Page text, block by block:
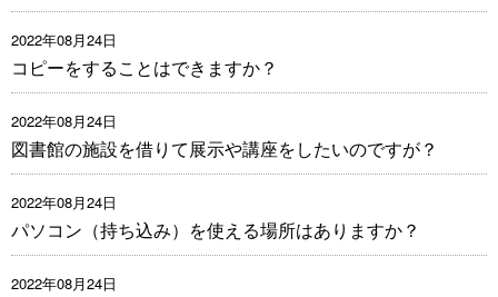
2022年08月24日
コピーをすることはできますか？
2022年08月24日
図書館の施設を借りて展示や講座をしたいのですが？
2022年08月24日
パソコン（持ち込み）を使える場所はありますか？
2022年08月24日